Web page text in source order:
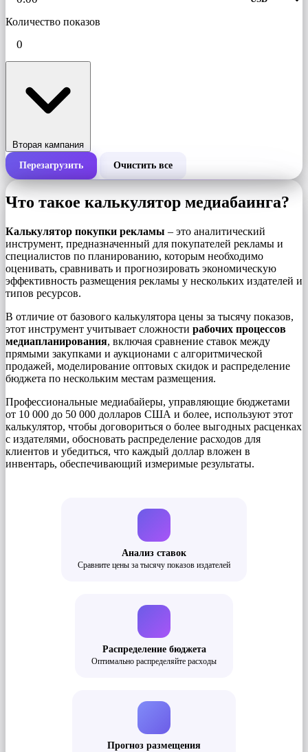
Количество показов
Вторая кампания
Общая стоимость кампании
Количество показов
Перезагрузить Очистить все
Что такое калькулятор медиабаинга?
Калькулятор покупки рекламы – это аналитический
инструмент, предназначенный для покупателей рекламы и
специалистов по планированию, которым необходимо
оценивать, сравнивать и прогнозировать экономическую
эффективность размещения рекламы у нескольких издателей и
типов ресурсов.
В отличие от базового калькулятора цены за тысячу показов,
этот инструмент учитывает сложности рабочих процессов
медиапланирования, включая сравнение ставок между
прямыми закупками и аукционами с алгоритмической
продажей, моделирование оптовых скидок и распределение
бюджета по нескольким местам размещения.
Профессиональные медиабайеры, управляющие бюджетами
от 10 000 до 50 000 долларов США и более, используют этот
калькулятор, чтобы договориться о более выгодных расценках
с издателями, обосновать распределение расходов для
клиентов и убедиться, что каждый доллар вложен в
инвентарь, обеспечивающий измеримые результаты.
Анализ ставок
Сравните цены за тысячу показов издателей
Распределение бюджета
Оптимально распределяйте расходы
Прогноз размещения